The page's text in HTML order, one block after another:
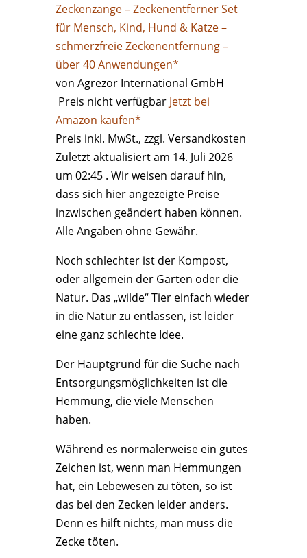
Zeckenzange – Zeckenentferner Set
für Mensch, Kind, Hund & Katze –
schmerzfreie Zeckenentfernung –
über 40 Anwendungen*
von Agrezor International GmbH
Preis nicht verfügbar Jetzt bei
Amazon kaufen*
Preis inkl. MwSt., zzgl. Versandkosten
Zuletzt aktualisiert am 14. Juli 2026
um 02:45 . Wir weisen darauf hin,
dass sich hier angezeigte Preise
inzwischen geändert haben können.
Alle Angaben ohne Gewähr.
Noch schlechter ist der Kompost,
oder allgemein der Garten oder die
Natur. Das „wilde“ Tier einfach wieder
in die Natur zu entlassen, ist leider
eine ganz schlechte Idee.
Der Hauptgrund für die Suche nach
Entsorgungsmöglichkeiten ist die
Hemmung, die viele Menschen
haben.
Während es normalerweise ein gutes
Zeichen ist, wenn man Hemmungen
hat, ein Lebewesen zu töten, so ist
das bei den Zecken leider anders.
Denn es hilft nichts, man muss die
Zecke töten.